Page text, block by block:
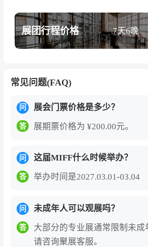
及影响力。
在全球供应链重构背景下，马来
多元化商业环境。MIFF正是连接
西亚制造优势的关键桥梁。
商会每年派出专业人员到欧美及
来马参与MIFF。您可通过MIFF在
企业品牌，进入亚洲市场的门户
找稳定、具设计力与交付能力
过！
马来西亚吉隆坡家具展览会门
展团行程价格 7天6晚
常见问题(FAQ)
问 展会门票价格是多少？
答 展期票价格为 ¥200.00元。
问 这届MIFF什么时候举办？
答 举办时间是2027.03.01-03.04
问 未成年人可以观展吗？
答
大部分的专业展通常限制未成
请咨询聚展客服。